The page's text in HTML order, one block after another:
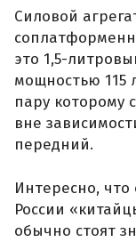
Силовой
это 1,5-
мощностью 115
пару которому
вне
передний.
Интересно,
России
обычно стоят